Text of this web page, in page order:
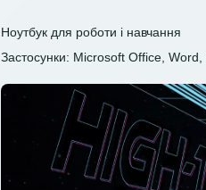
Ноутбук для роботи і навчання
Застосунки: Microsoft Office, Word,